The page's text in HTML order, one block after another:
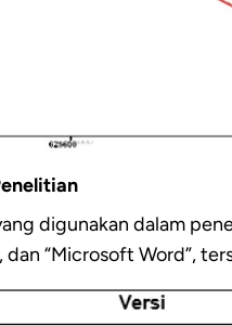
digunakan dalam
dan “Microsoft Word”,